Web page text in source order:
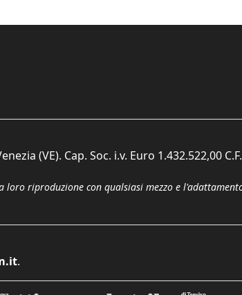
(VE). Cap. Soc. i.v. Euro 1.432.522,00
riproduzione con qualsiasi mezzo e
.